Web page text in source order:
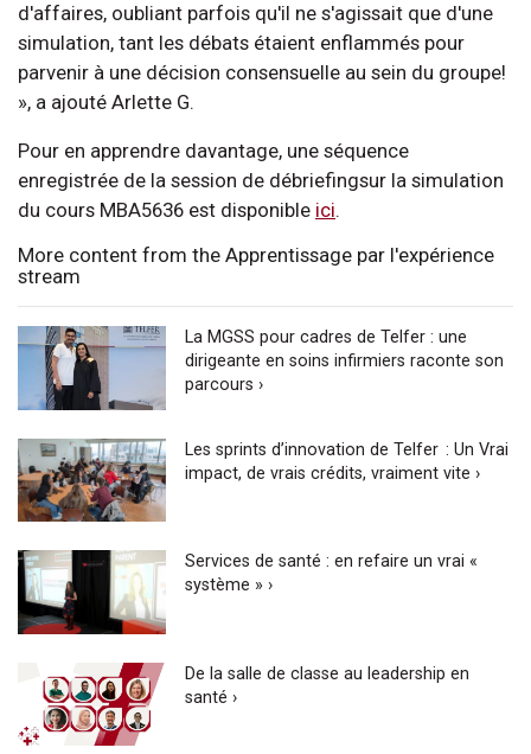
d'affaires, oubliant parfois qu'il ne s'agissait que d'une
simulation, tant les débats étaient enflammés pour
parvenir à une décision consensuelle au sein du groupe!
», a ajouté Arlette G.
Pour en apprendre davantage, une séquence
enregistrée de la session de débriefingsur la simulation
du cours MBA5636 est disponible ici.
More content from the Apprentissage par l'expérience
stream
La MGSS pour cadres de Telfer : une
dirigeante en soins infirmiers raconte son
parcours ›
Les sprints d’innovation de Telfer : Un Vrai
impact, de vrais crédits, vraiment vite ›
Services de santé : en refaire un vrai «
système » ›
De la salle de classe au leadership en
santé ›